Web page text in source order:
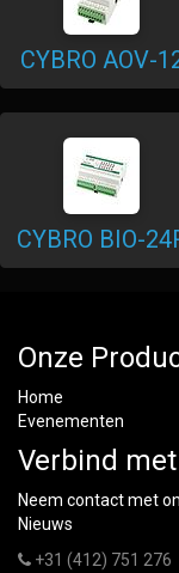
CYBRO AOV-
CYBRO BIO-
Onze
Home
Evenementen
Verbind
Neem contact met
Nieuws
+31 (412) 751 276